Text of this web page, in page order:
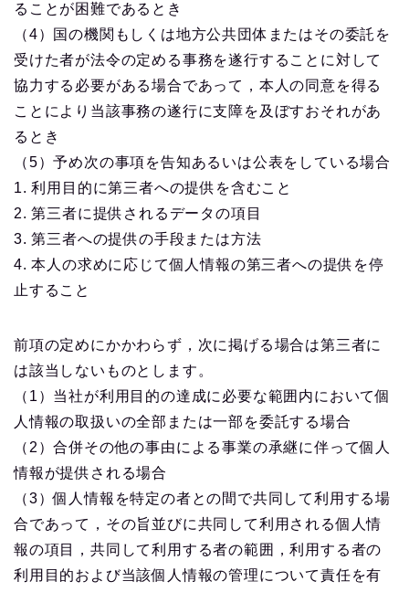
ることが困難であるとき
（4）国の機関もしくは地方公共団体またはその委託を
受けた者が法令の定める事務を遂行することに対して
協力する必要がある場合であって，本人の同意を得る
ことにより当該事務の遂行に支障を及ぼすおそれがあ
るとき
（5）予め次の事項を告知あるいは公表をしている場合
1. 利用目的に第三者への提供を含むこと
2. 第三者に提供されるデータの項目
3. 第三者への提供の手段または方法
4. 本人の求めに応じて個人情報の第三者への提供を停
止すること
前項の定めにかかわらず，次に掲げる場合は第三者に
は該当しないものとします。
（1）当社が利用目的の達成に必要な範囲内において個
人情報の取扱いの全部または一部を委託する場合
（2）合併その他の事由による事業の承継に伴って個人
情報が提供される場合
（3）個人情報を特定の者との間で共同して利用する場
合であって，その旨並びに共同して利用される個人情
報の項目，共同して利用する者の範囲，利用する者の
利用目的および当該個人情報の管理について責任を有